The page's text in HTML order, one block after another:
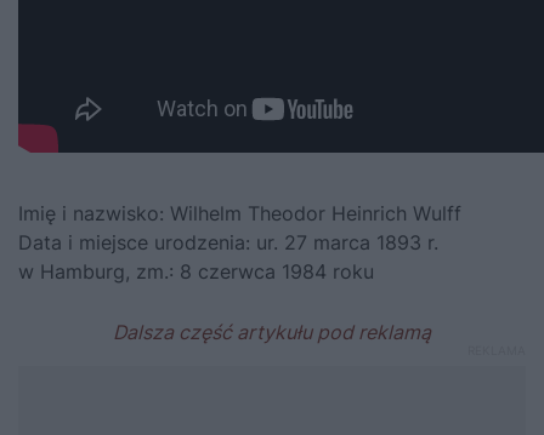
Imię i nazwisko: Wilhelm Theodor Heinrich Wulff
Data i miejsce urodzenia: ur. 27 marca 1893 r.
w Hamburg, zm.: 8 czerwca 1984 roku